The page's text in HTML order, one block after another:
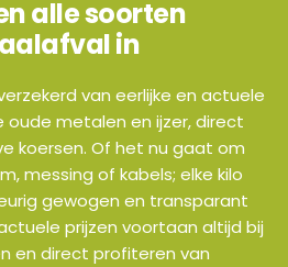
alle soorten
in
van eerlijke en actuele
oude metalen en ijzer, direct
koersen. Of het nu gaat om
messing of kabels; elke kilo
gewogen en transparant
prijzen voortaan altijd bij
en direct profiteren van